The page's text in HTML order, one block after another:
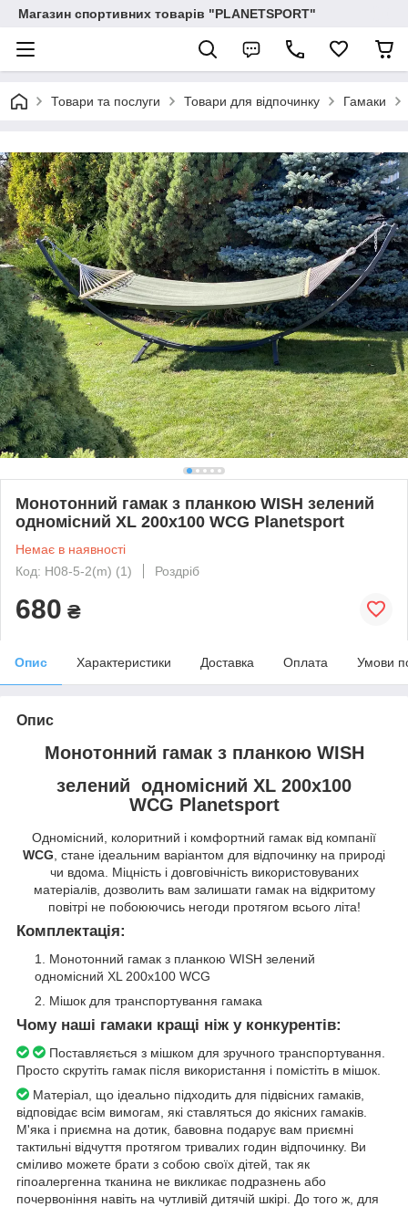
Магазин спортивних товарів "PLANETSPORT"
Товари та послуги Товари для відпочинку Гамаки
Монотонний гамак з планкою WISH зелений
одномісний XL 200х100 WCG Planetsport
Немає в наявності
Код: H08-5-2(m) (1)
Роздріб
680 ₴
Опис Характеристики Доставка Оплата Умови
Опис
Монотонний гамак з планкою WISH
зелений одномісний XL 200х100
WCG Planetsport
Одномісний, колоритний і комфортний гамак від компанії
WCG , стане ідеальним варіантом для відпочинку на природі
чи вдома. Міцність і довговічність використовуваних
матеріалів, дозволить вам залишати гамак на відкритому
повітрі не побоюючись негоди протягом всього літа!
Комплектація:
Монотонний гамак з планкою WISH зелений
одномісний XL 200х100 WCG
Мішок для транспортування гамака
Чому наші гамаки кращі ніж у конкурентів:
Поставляється з мішком для зручного транспортування.
Просто скрутіть гамак після використання і помістіть в мішок.
Матеріал, що ідеально підходить для підвісних гамаків,
відповідає всім вимогам, які ставляться до якісних гамаків.
М'яка і приємна на дотик, бавовна подарує вам приємні
тактильні відчуття протягом тривалих годин відпочинку. Ви
сміливо можете брати з собою своїх дітей, так як
гіпоалергенна тканина не викликає подразнень або
почервоніння навіть на чутливій дитячій шкірі. До того ж, для